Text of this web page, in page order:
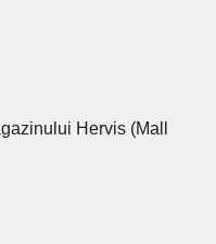
Hervis (Mall